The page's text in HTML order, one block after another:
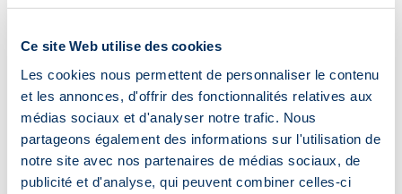
Ce site Web utilise des cookies
Les cookies nous permettent de personnaliser le contenu
et les annonces, d'offrir des fonctionnalités relatives aux
médias sociaux et d'analyser notre trafic. Nous
partageons également des informations sur l'utilisation de
notre site avec nos partenaires de médias sociaux, de
publicité et d'analyse, qui peuvent combiner celles-ci